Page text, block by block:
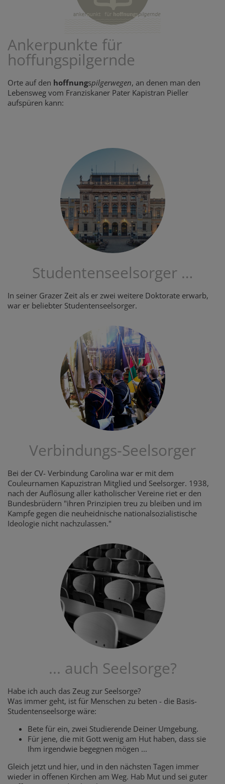
Ankerpunkte für
hoffungspilgernde
Orte auf den hoffnungspilgerwegen, an denen man den
Lebensweg vom Franziskaner Pater Kapistran Pieller
aufspüren kann:
Studentenseelsorger …
In seiner Grazer Zeit als er zwei weitere Doktorate erwarb,
war er beliebter Studentenseelsorger.
Verbindungs-Seelsorger
Bei der CV- Verbindung Carolina war er mit dem
Couleurnamen Kapuzistran Mitglied und Seelsorger. 1938,
nach der Auflösung aller katholischer Vereine riet er den
Bundesbrüdern "ihren Prinzipien treu zu bleiben und im
Kampfe gegen die neuheidnische nationalsozialistische
Ideologie nicht nachzulassen."
... auch Seelsorge?
Habe ich auch das Zeug zur Seelsorge?
Was immer geht, ist für Menschen zu beten - die Basis-
Studentenseelsorge wäre:
Bete für ein, zwei Studierende Deiner Umgebung.
Für jene, die mit Gott wenig am Hut haben, dass sie
Ihm irgendwie begegnen mögen ...
Gleich jetzt und hier, und in den nächsten Tagen immer
wieder in offenen Kirchen am Weg. Hab Mut und sei guter